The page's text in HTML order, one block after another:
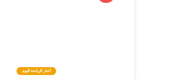
أخبار الرياضة اليوم